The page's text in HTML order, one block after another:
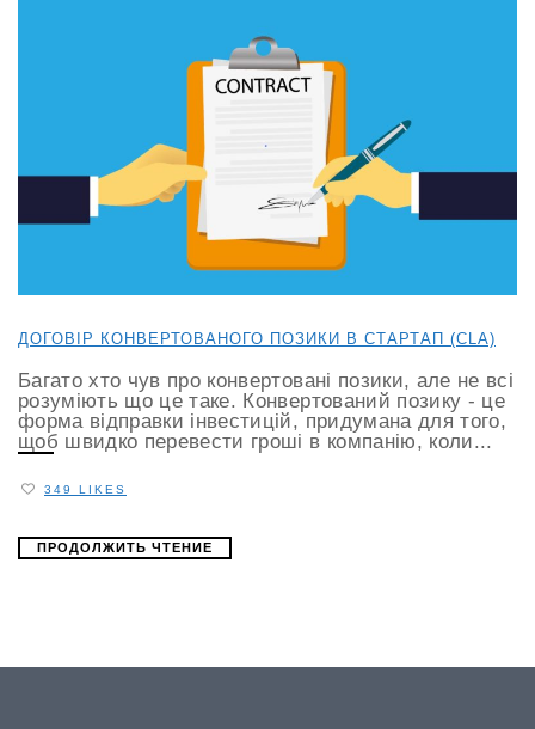
ДОГОВІР КОНВЕРТОВАНОГО ПОЗИКИ В СТАРТАП (CLA)
Багато хто чув про конвертовані позики, але не всі
розуміють що це таке. Конвертований позику - це
форма відправки інвестицій, придумана для того,
щоб швидко перевести гроші в компанію, коли...
349 LIKES
ПРОДОЛЖИТЬ ЧТЕНИЕ